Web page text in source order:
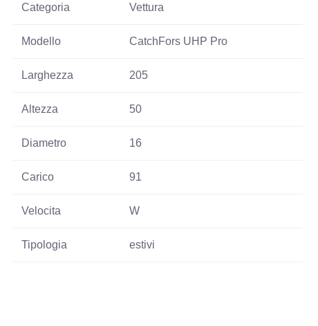
Categoria Vettura
Modello CatchFors UHP Pro
Larghezza 205
Altezza 50
Diametro 16
Carico 91
Velocita W
Tipologia estivi